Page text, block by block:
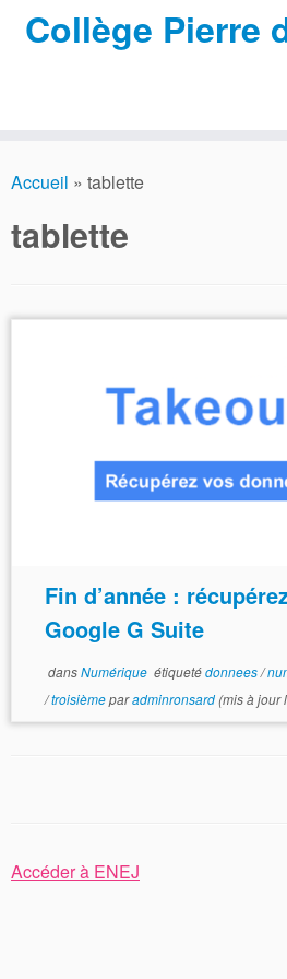
au
Collège Pierre
Accueil » tablette
tablette
Fin d’année :
Google G Suite
dansNumérique étiquetédonnees/
/troisièmeparadminronsard(mis à jour
Accéder à ENEJ